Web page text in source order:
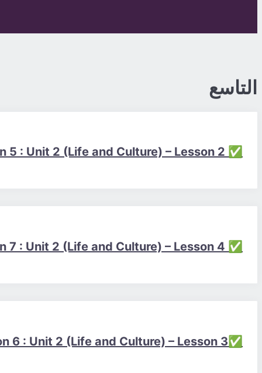
التاسع
✅ Session 5 : Unit 2 (Life and Culture) – Lesson 2
✅ Session 7 : Unit 2 (Life and Culture) – Lesson 4
✅Session 6 : Unit 2 (Life and Culture) – Lesson 3